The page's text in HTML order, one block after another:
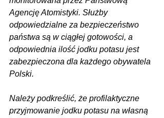
Agencję Atomistyki. Służby
odpowiedzialne za bezpieczeństwo
państwa są w ciągłej gotowości, a
odpowiednia ilość jodku potasu jest
zabezpieczona dla każdego obywatela
Polski.
Należy podkreślić, że profilaktyczne
przyjmowanie jodku potasu na własną